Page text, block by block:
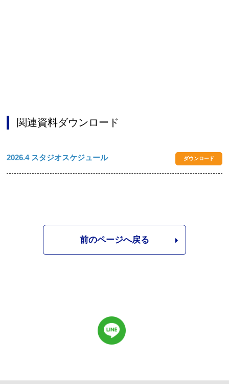
関連資料ダウンロード
2026.4 スタジオスケジュール ダウンロード
前のページへ戻る